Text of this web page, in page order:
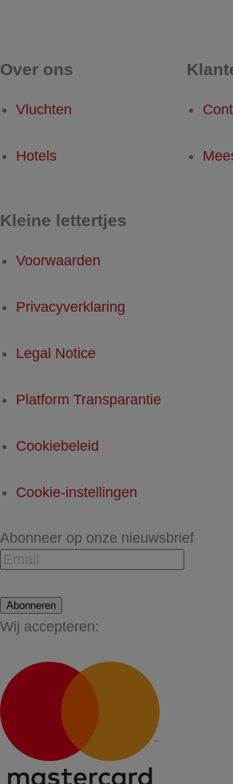
Over ons
Vluchten
Hotels
Kleine lettertjes
Voorwaarden
Privacyverklaring
Legal Notice
Platform Transparantie
Cookiebeleid
Cookie-instellingen
Abonneer op onze nieuwsbrief
Abonneren
Wij accepteren: